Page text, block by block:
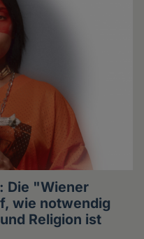
Die "Wiener
wie notwendig
Religion ist